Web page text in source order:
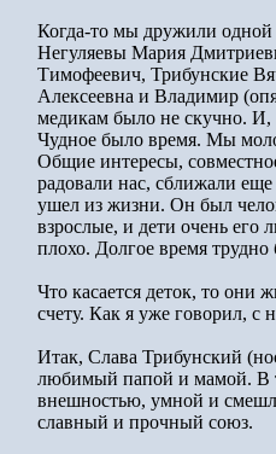
Когда-то мы дружили
Негуляевы Мария
Тимофеевич, Трибунские
Алексеевна и Владимир
медикам было не скучно.
Чудное было время. Мы
Общие интересы,
радовали нас, сближали
ушел из жизни. Он был
взрослые, и дети очень его
плохо. Долгое время
Что касается деток, то они
счету. Как я уже говорил,
Итак, Слава Трибунский
любимый папой и мамой. В
внешностью, умной и
славный и прочный союз.